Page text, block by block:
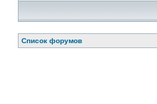
Список форумов